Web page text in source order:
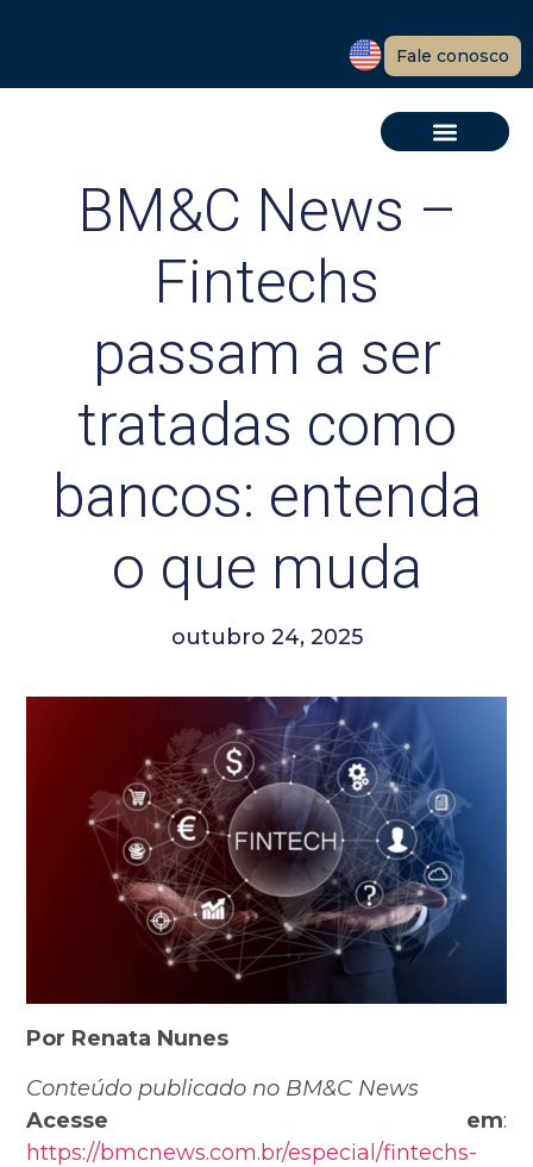
Fale conosco
BM&C News –
Fintechs
passam a ser
tratadas como
bancos: entenda
o que muda
outubro 24, 2025
Por Renata Nunes
Conteúdo publicado no BM&C News
Acesse em:
https://bmcnews.com.br/especial/fintechs-